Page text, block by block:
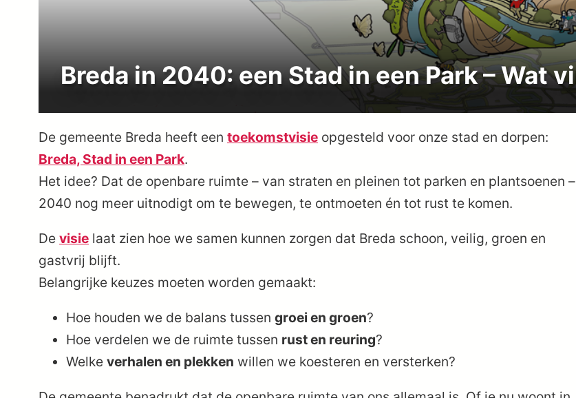
Breda in 2040: een Stad in een Park – Wat
De gemeente Breda heeft een toekomstvisie opgesteld voor onze stad en dorpen:
Breda, Stad in een Park.
Het idee? Dat de openbare ruimte – van straten en pleinen tot parken en plantsoenen
2040 nog meer uitnodigt om te bewegen, te ontmoeten én tot rust te komen.
De visie laat zien hoe we samen kunnen zorgen dat Breda schoon, veilig, groen en
gastvrij blijft.
Belangrijke keuzes moeten worden gemaakt:
Hoe houden we de balans tussen groei en groen?
Hoe verdelen we de ruimte tussen rust en reuring?
Welke verhalen en plekken willen we koesteren en versterken?